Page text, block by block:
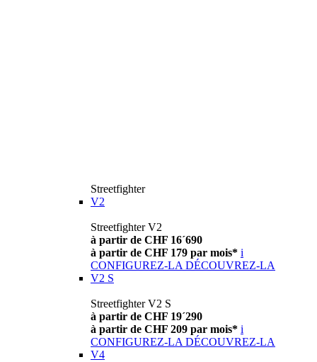
Streetfighter
V2
Streetfighter V2
à partir de CHF 16´690
à partir de CHF 179 par mois* i
CONFIGUREZ-LA DÉCOUVREZ-LA
V2 S
Streetfighter V2 S
à partir de CHF 19´290
à partir de CHF 209 par mois* i
CONFIGUREZ-LA DÉCOUVREZ-LA
V4